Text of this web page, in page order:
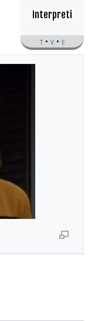
Interpreti
t v e